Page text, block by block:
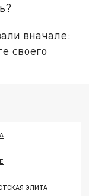
вначале:
своего
ЭЛИТА